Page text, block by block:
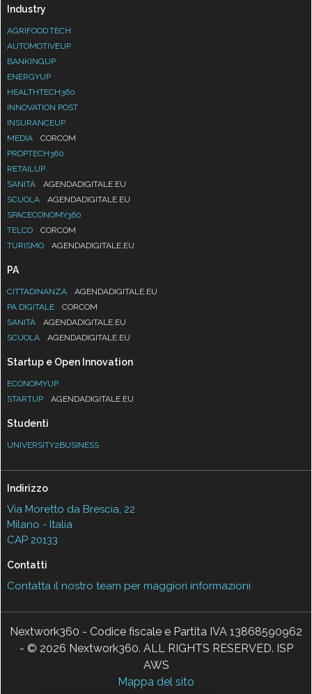
Industry
AGRIFOOD.TECH
AUTOMOTIVEUP
BANKINGUP
ENERGYUP
HEALTHTECH360
INNOVATION POST
INSURANCEUP
MEDIA
CORCOM
PROPTECH360
RETAILUP
SANITÀ
AGENDADIGITALE.EU
SCUOLA
AGENDADIGITALE.EU
SPACECONOMY360
TELCO
CORCOM
TURISMO
AGENDADIGITALE.EU
PA
CITTADINANZA
AGENDADIGITALE.EU
PA DIGITALE
CORCOM
SANITÀ
AGENDADIGITALE.EU
SCUOLA
AGENDADIGITALE.EU
Startup e Open Innovation
ECONOMYUP
STARTUP
AGENDADIGITALE.EU
Studenti
UNIVERSITY2BUSINESS
Indirizzo
Via Moretto da Brescia, 22
Milano - Italia
CAP 20133
Contatti
Contatta il nostro team per maggiori informazioni
Nextwork360 - Codice fiscale e Partita IVA 13868590962
- © 2026 Nextwork360. ALL RIGHTS RESERVED. ISP
AWS
Mappa del sito